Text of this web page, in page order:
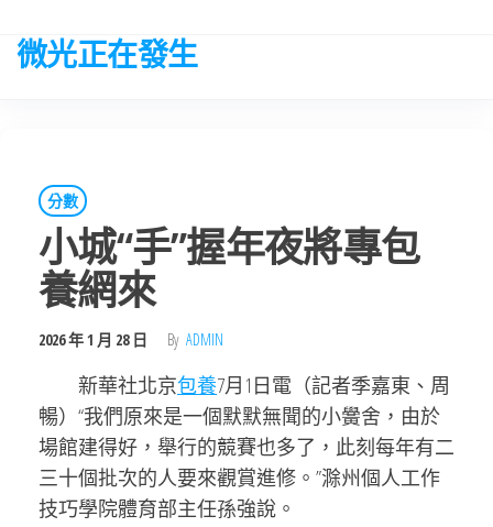
微光正在發生
分數
小城“手”握年夜將專包
養網來
2026 年 1 月 28 日 By ADMIN
新華社北京包養7月1日電（記者季嘉東、周
暢）“我們原來是一個默默無聞的小黌舍，由於
場館建得好，舉行的競賽也多了，此刻每年有二
三十個批次的人要來觀賞進修。”滁州個人工作
技巧學院體育部主任孫強說。